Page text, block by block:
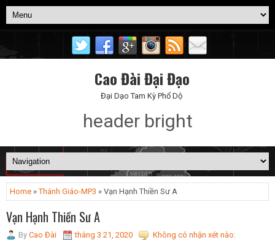
Cao Đài Đại Đạo
Đại Dạo Tam Kỳ Phổ Dộ
header bright
Home »Thánh Giáo-MP3 » Vạn Hạnh Thiền Sư A
Vạn Hạnh Thiền Sư A
By Cao Đài tháng 3 21, 2020 Không có nhận xét nào: